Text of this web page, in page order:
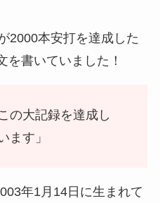
2000本安打を達成した
を書いていました！
の大記録を達成し
ます」
年1月14日に生まれて